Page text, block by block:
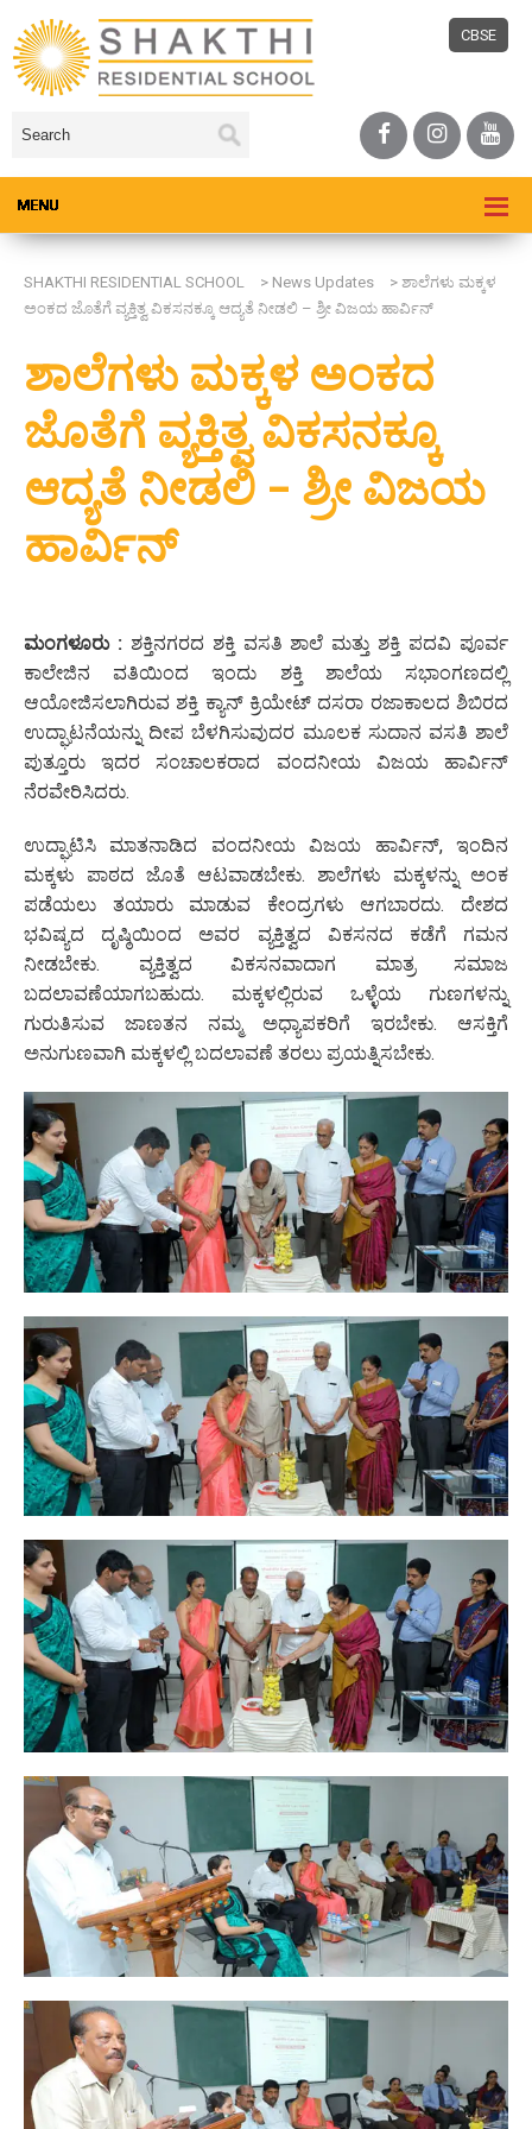
CBSE
SHAKTHI RESIDENTIAL SCHOOL > News Updates > ಶಾಲೆಗಳು ಮಕ್ಕಳ
ಅಂಕದ ಜೊತೆಗೆ ವ್ಯಕ್ತಿತ್ವ ವಿಕಸನಕ್ಕೂ ಆದ್ಯತೆ ನೀಡಲಿ – ಶ್ರೀ ವಿಜಯ ಹಾರ್ವಿನ್
ಶಾಲೆಗಳು ಮಕ್ಕಳ ಅಂಕದ
ಜೊತೆಗೆ ವ್ಯಕ್ತಿತ್ವ ವಿಕಸನಕ್ಕೂ
ಆದ್ಯತೆ ನೀಡಲಿ – ಶ್ರೀ ವಿಜಯ
ಹಾರ್ವಿನ್
ಮಂಗಳೂರು :ಶಕ್ತಿನಗರದ ಶಕ್ತಿ ವಸತಿ ಶಾಲೆ ಮತ್ತು ಶಕ್ತಿ ಪದವಿ ಪೂರ್ವ
ಕಾಲೇಜಿನ ವತಿಯಿಂದ ಇಂದು ಶಕ್ತಿ ಶಾಲೆಯ ಸಭಾಂಗಣದಲ್ಲಿ
ಆಯೋಜಿಸಲಾಗಿರುವ ಶಕ್ತಿ ಕ್ಯಾನ್ ಕ್ರಿಯೇಟ್ ದಸರಾ ರಜಾಕಾಲದ ಶಿಬಿರದ
ಉದ್ಘಾಟನೆಯನ್ನು ದೀಪ ಬೆಳಗಿಸುವುದರ ಮೂಲಕ ಸುದಾನ ವಸತಿ ಶಾಲೆ
ಪುತ್ತೂರು ಇದರ ಸಂಚಾಲಕರಾದ ವಂದನೀಯ ವಿಜಯ ಹಾರ್ವಿನ್
ನೆರವೇರಿಸಿದರು.
ಉದ್ಘಾಟಿಸಿ ಮಾತನಾಡಿದ ವಂದನೀಯ ವಿಜಯ ಹಾರ್ವಿನ್, ಇಂದಿನ
ಮಕ್ಕಳು ಪಾಠದ ಜೊತೆ ಆಟವಾಡಬೇಕು. ಶಾಲೆಗಳು ಮಕ್ಕಳನ್ನು ಅಂಕ
ಪಡೆಯಲು ತಯಾರು ಮಾಡುವ ಕೇಂದ್ರಗಳು ಆಗಬಾರದು. ದೇಶದ
ಭವಿಷ್ಯದ ದೃಷ್ಠಿಯಿಂದ ಅವರ ವ್ಯಕ್ತಿತ್ವದ ವಿಕಸನದ ಕಡೆಗೆ ಗಮನ
ನೀಡಬೇಕು. ವ್ಯಕ್ತಿತ್ವದ ವಿಕಸನವಾದಾಗ ಮಾತ್ರ ಸಮಾಜ
ಬದಲಾವಣೆಯಾಗಬಹುದು. ಮಕ್ಕಳಲ್ಲಿರುವ ಒಳ್ಳೆಯ ಗುಣಗಳನ್ನು
ಗುರುತಿಸುವ ಜಾಣತನ ನಮ್ಮ ಅಧ್ಯಾಪಕರಿಗೆ ಇರಬೇಕು. ಆಸಕ್ತಿಗೆ
ಅನುಗುಣವಾಗಿ ಮಕ್ಕಳಲ್ಲಿ ಬದಲಾವಣೆ ತರಲು ಪ್ರಯತ್ನಿಸಬೇಕು.